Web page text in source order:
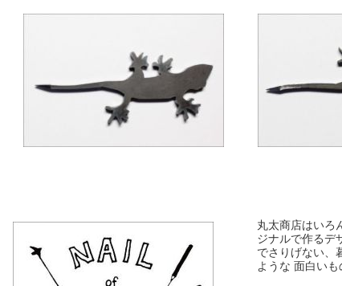
丸太商店はいろ
ジナルで作るデ
でさりげない、
ような 面白いも